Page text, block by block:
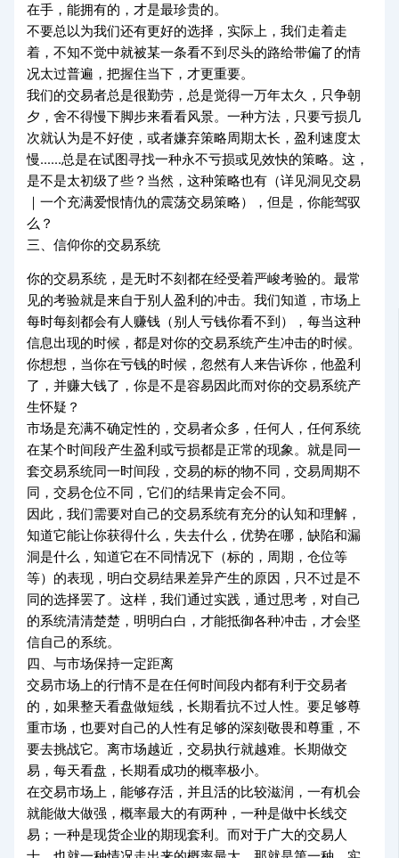
在手，能拥有的，才是最珍贵的。
不要总以为我们还有更好的选择，实际上，我们走着走
着，不知不觉中就被某一条看不到尽头的路给带偏了的情
况太过普遍，把握住当下，才更重要。
我们的交易者总是很勤劳，总是觉得一万年太久，只争朝
夕，舍不得慢下脚步来看看风景。一种方法，只要亏损几
次就认为是不好使，或者嫌弃策略周期太长，盈利速度太
慢......总是在试图寻找一种永不亏损或见效快的策略。这，
是不是太初级了些？当然，这种策略也有（详见洞见交易
｜一个充满爱恨情仇的震荡交易策略），但是，你能驾驭
么？
三、信仰你的交易系统
你的交易系统，是无时不刻都在经受着严峻考验的。最常
见的考验就是来自于别人盈利的冲击。我们知道，市场上
每时每刻都会有人赚钱（别人亏钱你看不到），每当这种
信息出现的时候，都是对你的交易系统产生冲击的时候。
你想想，当你在亏钱的时候，忽然有人来告诉你，他盈利
了，并赚大钱了，你是不是容易因此而对你的交易系统产
生怀疑？
市场是充满不确定性的，交易者众多，任何人，任何系统
在某个时间段产生盈利或亏损都是正常的现象。就是同一
套交易系统同一时间段，交易的标的物不同，交易周期不
同，交易仓位不同，它们的结果肯定会不同。
因此，我们需要对自己的交易系统有充分的认知和理解，
知道它能让你获得什么，失去什么，优势在哪，缺陷和漏
洞是什么，知道它在不同情况下（标的，周期，仓位等
等）的表现，明白交易结果差异产生的原因，只不过是不
同的选择罢了。这样，我们通过实践，通过思考，对自己
的系统清清楚楚，明明白白，才能抵御各种冲击，才会坚
信自己的系统。
四、与市场保持一定距离
交易市场上的行情不是在任何时间段内都有利于交易者
的，如果整天看盘做短线，长期看抗不过人性。要足够尊
重市场，也要对自己的人性有足够的深刻敬畏和尊重，不
要去挑战它。离市场越近，交易执行就越难。长期做交
易，每天看盘，长期看成功的概率极小。
在交易市场上，能够存活，并且活的比较滋润，一有机会
就能做大做强，概率最大的有两种，一种是做中长线交
易；一种是现货企业的期现套利。而对于广大的交易人